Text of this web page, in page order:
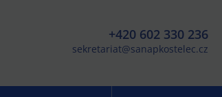
+420 602 330 236
sekretariat@sanapkostelec.cz